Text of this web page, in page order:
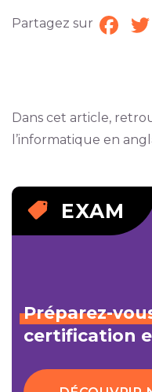
Partagez sur
Dans cet article,
l’informatique en
EXAM
Préparez-
certification